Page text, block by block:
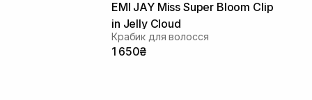
EMI JAY Miss Super Bloom Clip
in Jelly Cloud
Крабик для волосся
1 650₴